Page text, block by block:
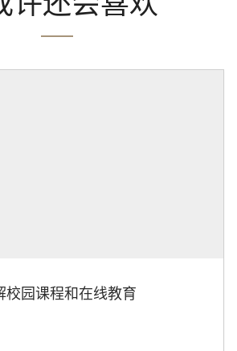
校园课程和在线教育